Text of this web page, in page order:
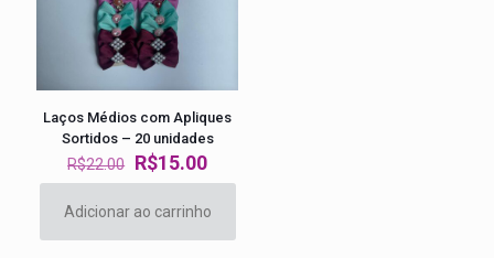
Laços Médios com Apliques
Sortidos – 20 unidades
R$22.00 O
preço
original
era:
R$22.00.
R$15.00O
preço
atual
é:
R$15.00.
Adicionar ao carrinho